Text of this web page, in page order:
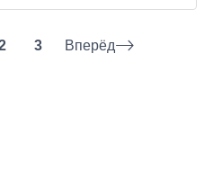
3 Вперёд